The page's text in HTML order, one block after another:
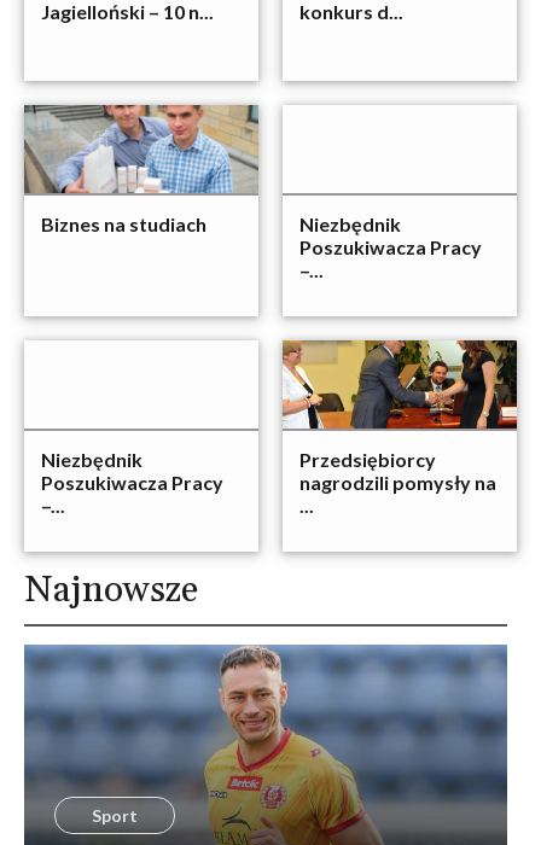
Jagielloński – 10 n... konkurs d...
Biznes na studiach
Niezbędnik
Poszukiwacza Pracy
–...
Niezbędnik
Poszukiwacza Pracy
–...
Przedsiębiorcy
nagrodzili pomysły na
...
Najnowsze
Sport